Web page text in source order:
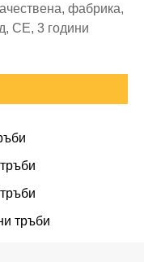
фабрика,
CE, 3 години
тръби